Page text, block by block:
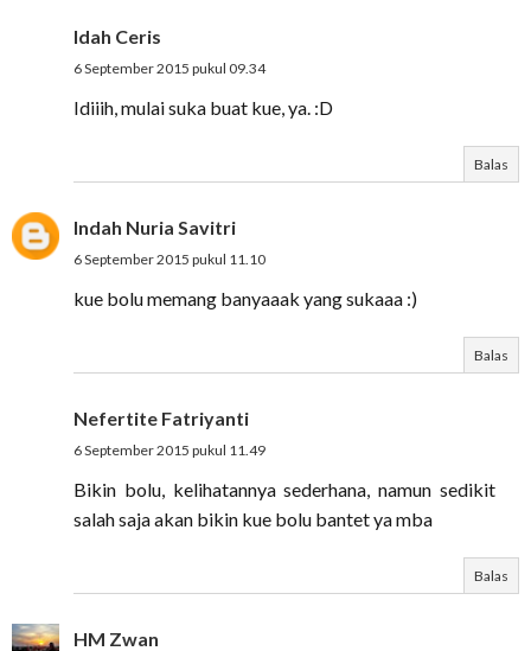
Idah Ceris
6 September 2015 pukul 09.34
Idiiih, mulai suka buat kue, ya. :D
Balas
Indah Nuria Savitri
6 September 2015 pukul 11.10
kue bolu memang banyaaak yang sukaaa :)
Balas
Nefertite Fatriyanti
6 September 2015 pukul 11.49
Bikin bolu, kelihatannya sederhana, namun sedikit
salah saja akan bikin kue bolu bantet ya mba
Balas
HM Zwan